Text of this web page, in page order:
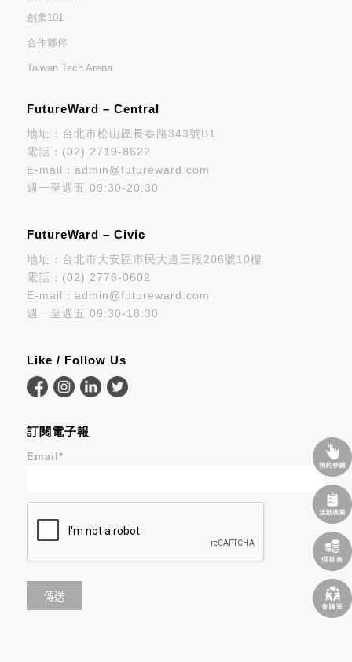
創業101
合作夥伴
Taiwan Tech Arena
FutureWard – Central
地址：台北市松山區長春路343號B1
電話： (02) 2719-8622
E-mail： admin@futureward.com
週一至週五 09:30-20:30
FutureWard – Civic
地址：台北市大安區市民大道三段206號10樓
電話： (02) 2776-0602
E-mail： admin@futureward.com
週一至週五 09:30-18:30
Like / Follow Us
訂閱電子報
Email *